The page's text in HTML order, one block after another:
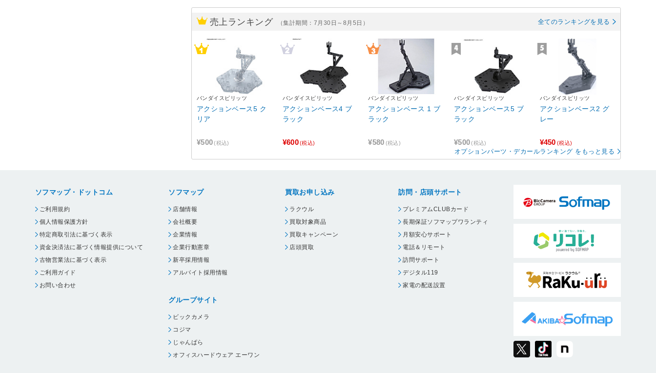
売上ランキング （集計期間：7月30日～8月5日） 全てのランキングを見る
バンダイスピリッツ
アクションベース5 ク
リア
¥500 (税込)
バンダイスピリッツ
アクションベース4 ブ
ラック
¥600(税込)
バンダイスピリッツ
アクションベース 1 ブ
ラック
¥580 (税込)
バンダイスピリッツ
アクションベース5 ブ
ラック
¥500(税込)
バンダイスピリッツ
アクションベース2 グ
レー
¥450 (税込)
オプションパーツ・デカールランキング をもっと見る
ソフマップ・ドットコム
ご利用規約
個人情報保護方針
特定商取引法に基づく表示
資金決済法に基づく情報提供について
古物営業法に基づく表示
ご利用ガイド
お問い合わせ
ソフマップ
店舗情報
会社概要
企業情報
企業行動憲章
新卒採用情報
アルバイト採用情報
グループサイト
ビックカメラ
コジマ
じゃんぱら
オフィスハードウェア エーワン
買取お申し込み
ラクウル
買取対象商品
買取キャンペーン
店頭買取
訪問・店頭サポート
プレミアムCLUBカード
長期保証ソフマップワランティ
月額安心サポート
電話＆リモート
訪問サポート
デジタル119
家電の配送設置